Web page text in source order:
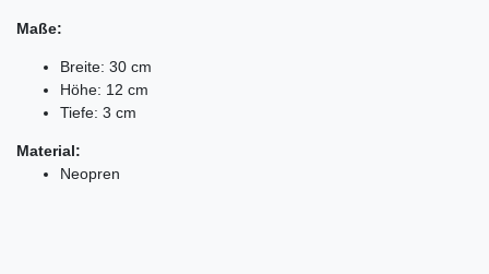
Maße:
Breite: 30 cm
Höhe: 12 cm
Tiefe: 3 cm
Material:
Neopren